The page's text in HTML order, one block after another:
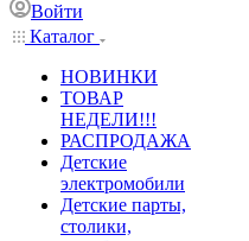
Войти
Каталог
НОВИНКИ
ТОВАР
НЕДЕЛИ!!!
РАСПРОДАЖА
Детские
электромобили
Детские парты,
столики,